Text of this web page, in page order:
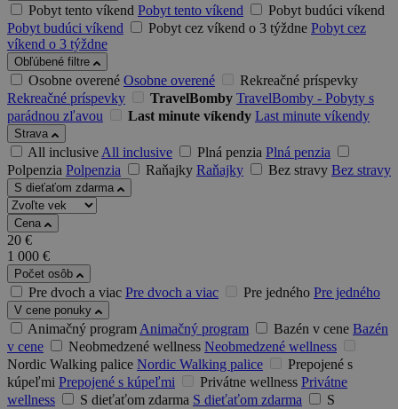
Pobyt tento víkend Pobyt tento víkend
Pobyt budúci víkend
Pobyt budúci víkend
Pobyt cez víkend o 3 týždne Pobyt cez
víkend o 3 týždne
Obľúbené filtre
Osobne overené Osobne overené
Rekreačné príspevky
Rekreačné príspevky
TravelBomby TravelBomby - Pobyty s
parádnou zľavou
Last minute víkendy Last minute víkendy
Strava
All inclusiveAll inclusive Plná penzia Plná penzia
Polpenzia Polpenzia Raňajky Raňajky Bez stravy Bez stravy
S dieťaťom zdarma
Cena
20 €
1 000 €
Počet osôb
Pre dvoch a viac Pre dvoch a viac Pre jedného Pre jedného
V cene ponuky
Animačný programAnimačný program Bazén v cene Bazén
v cene
Neobmedzené wellness Neobmedzené wellness
Nordic Walking palice Nordic Walking palice
Prepojené s
kúpeľmi Prepojené s kúpeľmi Privátne wellness Privátne
wellness
S dieťaťom zdarma S dieťaťom zdarma
S